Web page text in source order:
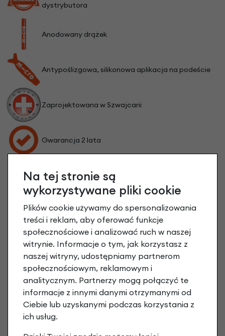
dystrybutora
Anodowany drążek
Antypoślizgowa, silikonowa aplikacja na podeście
Zaprojektowana w Szwajcarii
Gwarancja 2 lata
Na tej stronie są
wykorzystywane pliki cookie
Plików cookie używamy do spersonalizowania
treści i reklam, aby oferować funkcje
społecznościowe i analizować ruch w naszej
witrynie. Informacje o tym, jak korzystasz z
naszej witryny, udostępniamy partnerom
społecznościowym, reklamowym i
analitycznym. Partnerzy mogą połączyć te
informacje z innymi danymi otrzymanymi od
Ciebie lub uzyskanymi podczas korzystania z
ich usług.